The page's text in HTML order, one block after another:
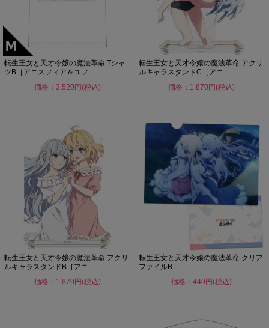
転生王女と天才令嬢の魔法革命 Tシャ
ツB［アニスフィア＆ユフ...
価格：3,520円(税込)
転生王女と天才令嬢の魔法革命 アクリ
ルキャラスタンドC［アニ...
価格：1,870円(税込)
転生王女と天才令嬢の魔法革命 アクリ
ルキャラスタンドB［アニ...
価格：1,870円(税込)
転生王女と天才令嬢の魔法革命 クリア
ファイルB
価格：440円(税込)